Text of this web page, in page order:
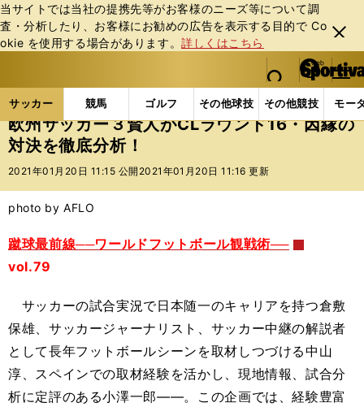
当サイトでは当社の提携先等がお客様のニーズ等について調
査・分析したり、お客様にお勧めの広告を表⽰する⽬的で Co
okie を使⽤する場合があります。詳しくはこちら
閉じ
る
web Sportiva (webスポルティーバ)
検索
マイペ
ー
ジ
メニュ
サッカー 競馬 ゴルフ その他球技 その他競技 モー
ス
ポ
ル
バ
サッカーの記事一覧 海外サッカー 海外サッカー
欧州サッカー３賢人がCLラウンド16・因縁の
対決を徹底分析！
2021年01月20日 11:15 公開 2021年01月20日 11:16 更新
photo by AFLO
蹴球最前線──ワールドフットボール観戦術──
vol.79
サッカーの試合実況で日本随一のキャリアを持つ倉敷
保雄、サッカージャーナリスト、サッカー中継の解説者
として長年フットボールシーンを取材しつづける中山
淳、スペインでの取材経験を活かし、現地情報、試合分
析に定評のある小澤一郎――。この企画では、経験豊富